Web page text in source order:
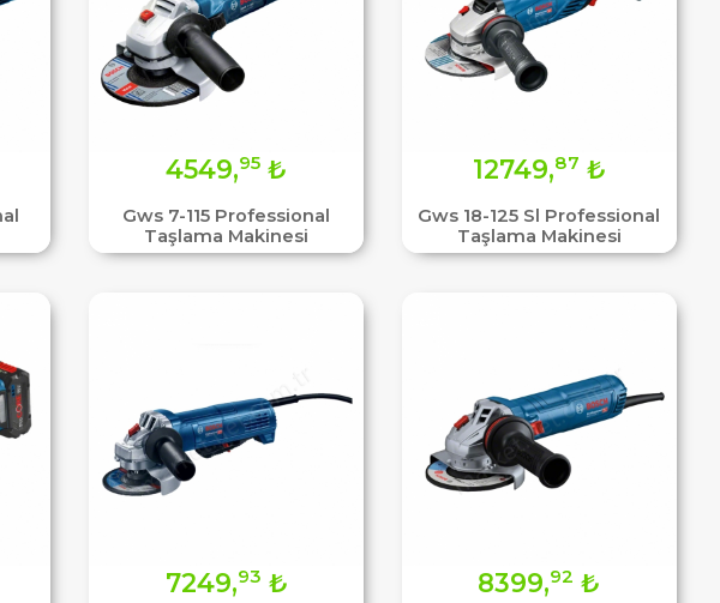
Gws 7-115 Professional
Taşlama Makinesi
4549,95 ₺
Gws 18-125 Sl Professional
Taşlama Makinesi
12749,87 ₺
7249,93 ₺ 8399,92 ₺